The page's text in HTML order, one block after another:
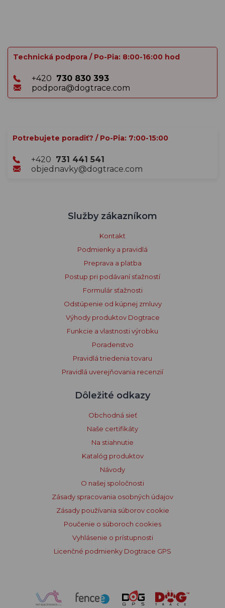
Technická podpora / Po-Pia: 8:00-16:00 hod
+420 730 830 393
podpora@dogtrace.com
Potrebujete poradiť? / Po-Pia: 7:00-15:00
+420 731 441 541
objednavky@dogtrace.com
Služby zákazníkom
Kontakt
Podmienky a pravidlá
Preprava a platba
Postup pri podávaní sťažností
Formulár sťažnosti
Odstúpenie od kúpnej zmluvy
Výhody produktov Dogtrace
Funkcie a vlastnosti výrobku
Poradenstvo
Pravidlá triedenia tovaru
Pravidlá uverejňovania recenzií
Dôležité odkazy
Obchodná sieť
Naše certifikáty
Na stiahnutie
Katalóg produktov
Návody
O našej spoločnosti
Zásady spracovania osobných údajov
Zásady používania súborov cookie
Poučenie o súboroch cookies
Vyhlásenie o prístupnosti
Licenčné podmienky Dogtrace GPS